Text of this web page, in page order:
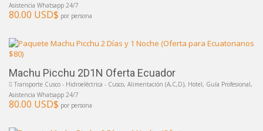
Asistencia Whatsapp 24/7
80.00 USD$ por persona
Machu Picchu 2D1N Oferta Ecuador
Transporte Cusco - Hidroeléctrica - Cusco, Alimentación (A,C,D), Hotel, Guía Profesional,
Asistencia Whatsapp 24/7
80.00 USD$ por persona